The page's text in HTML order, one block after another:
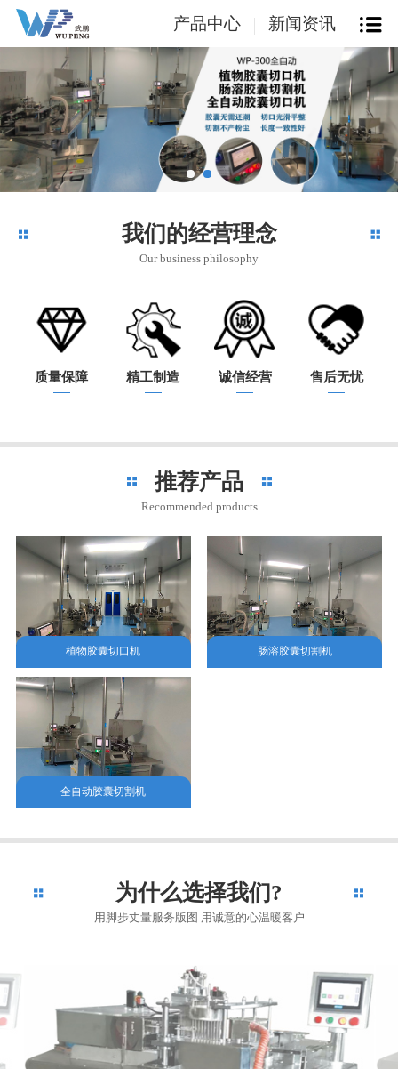
产品中心 新闻资讯
我们的经营理念
Our business philosophy
质量保障 精工制造 诚信经营 售后无忧
推荐产品
Recommended products
植物胶囊切口机 肠溶胶囊切割机
全自动胶囊切割机
为什么选择我们?
用脚步丈量服务版图 用诚意的心温暖客户